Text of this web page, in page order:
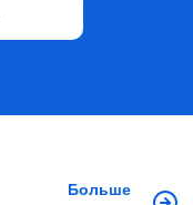
Больше